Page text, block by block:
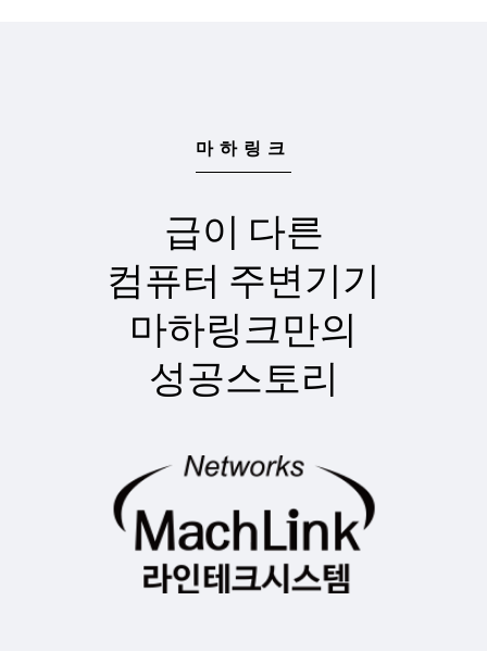
마하링크
급이 다른
컴퓨터 주변기기
마하링크만의
성공스토리